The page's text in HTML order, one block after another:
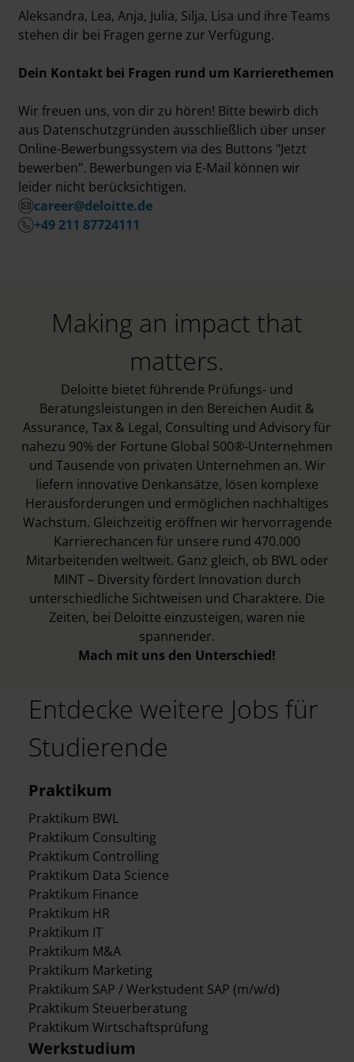
Aleksandra, Lea, Anja, Julia, Silja, Lisa und ihre Teams
stehen dir bei Fragen gerne zur Verfügung.
Dein Kontakt bei Fragen rund um Karrierethemen
Wir freuen uns, von dir zu hören! Bitte bewirb dich
aus Datenschutzgründen ausschließlich über unser
Online-Bewerbungssystem via des Buttons "Jetzt
bewerben". Bewerbungen via E-Mail können wir
leider nicht berücksichtigen.
career@deloitte.de
+49 211 87724111
Making an impact that
matters.
Deloitte bietet führende Prüfungs- und
Beratungsleistungen in den Bereichen Audit &
Assurance, Tax & Legal, Consulting und Advisory für
nahezu 90% der Fortune Global 500®-Unternehmen
und Tausende von privaten Unternehmen an. Wir
liefern innovative Denkansätze, lösen komplexe
Herausforderungen und ermöglichen nachhaltiges
Wachstum. Gleichzeitig eröffnen wir hervorragende
Karrierechancen für unsere rund 470.000
Mitarbeitenden weltweit. Ganz gleich, ob BWL oder
MINT – Diversity fördert Innovation durch
unterschiedliche Sichtweisen und Charaktere. Die
Zeiten, bei Deloitte einzusteigen, waren nie
spannender.
Mach mit uns den Unterschied!
Entdecke weitere Jobs für
Studierende
Praktikum
Praktikum BWL
Praktikum Consulting
Praktikum Controlling
Praktikum Data Science
Praktikum Finance
Praktikum HR
Praktikum IT
Praktikum M&A
Praktikum Marketing
Praktikum SAP / Werkstudent SAP (m/w/d)
Praktikum Steuerberatung
Praktikum Wirtschaftsprüfung
Werkstudium